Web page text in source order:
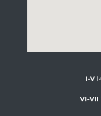
I-V
VI-VII